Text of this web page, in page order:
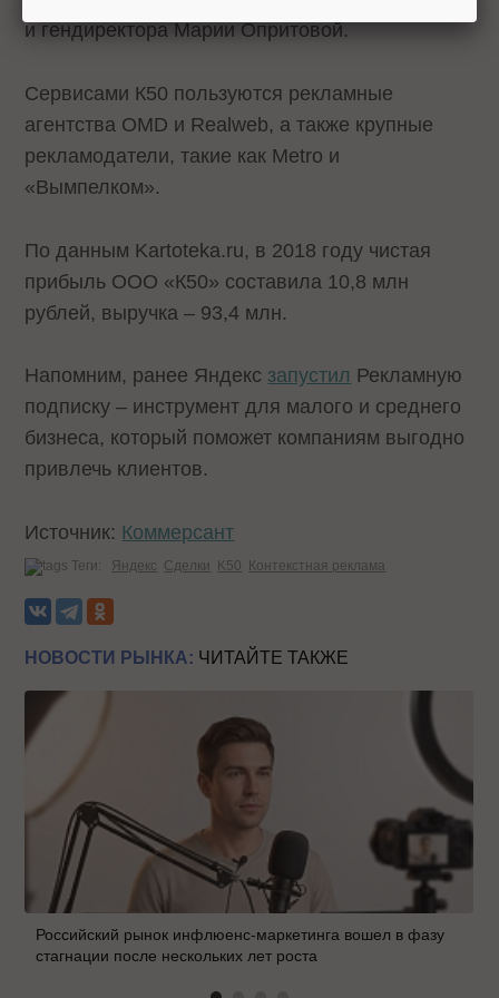
и гендиректора Марии Опритовой.
Сервисами К50 пользуются рекламные
агентства OMD и Realweb, а также крупные
рекламодатели, такие как Metro и
«Вымпелком».
По данным Kartoteka.ru, в 2018 году чистая
прибыль ООО «К50» составила 10,8 млн
рублей, выручка – 93,4 млн.
Напомним, ранее Яндекс запустил Рекламную
подписку – инструмент для малого и среднего
бизнеса, который поможет компаниям выгодно
привлечь клиентов.
Источник: Коммерсант
Теги: Яндекс Сделки K50 Контекстная реклама
НОВОСТИ РЫНКА: ЧИТАЙТЕ ТАКЖЕ
Российский рынок инфлюенс-маркетинга вошел в фазу
стагнации после нескольких лет роста